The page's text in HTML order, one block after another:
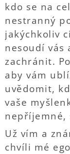
kdo se na
nestranný
jakýchkoliv
nesoudí vás
zachránit.
aby vám
uvědomit,
vaše
nepříjemné,
Už vím a
chvíli mé